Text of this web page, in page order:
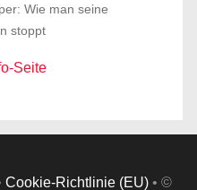
Wie man seine
stoppt
Seite
Cookie-Richtlinie (EU)• ©